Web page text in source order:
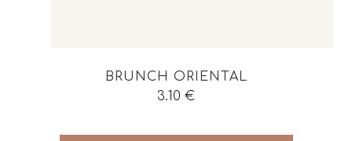
BRUNCH ORIENTAL
3.10 €